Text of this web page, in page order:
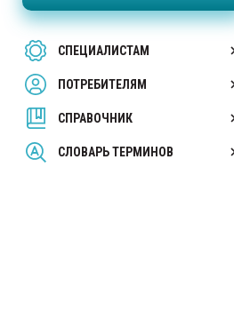
СПЕЦИАЛИСТАМ
ПОТРЕБИТЕЛЯМ
СПРАВОЧНИК
СЛОВАРЬ ТЕРМИНОВ